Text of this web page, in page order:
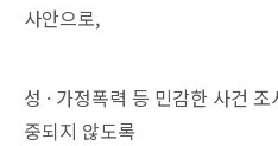
사안으로,
성 · 가정폭력 등 민감한 사건
중되지 않도록